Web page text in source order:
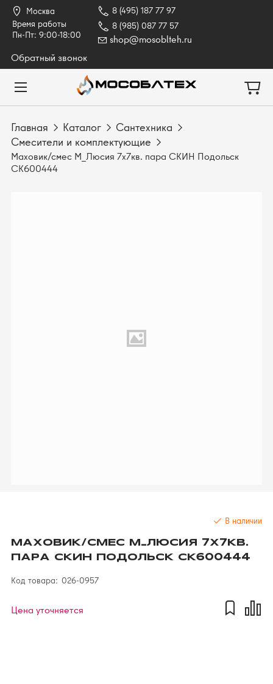
Москва
8 (495) 187 77 97
8 (985) 087 77 57
shop@mosoblteh.ru
Время работы
Пн-Пт: 9:00-18:00
Обратный звонок
Главная Каталог
Сантехника
Смесители и комплектующие
Маховик/смес М_Люсия 7х7кв. пара СКИН Подольск
СК600444
В наличии
МАХОВИК/СМЕС М_ЛЮСИЯ 7Х7КВ.
ПАРА СКИН ПОДОЛЬСК СК600444
Код товара: 026-0957
Цена уточняется